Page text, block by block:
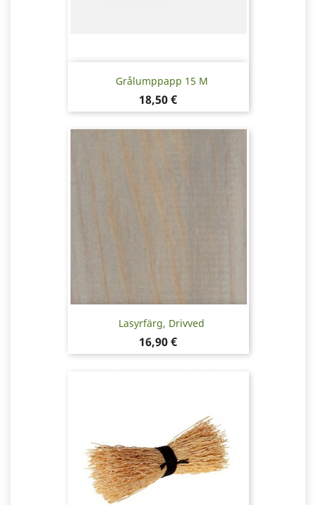
Grålumppapp 15 M
Pris
18,50 €
Lasyrfärg, Drivved
Pris
16,90 €